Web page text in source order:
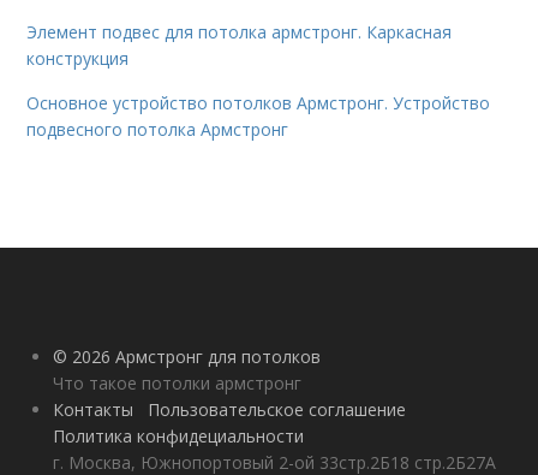
Элемент подвес для потолка армстронг. Каркасная
конструкция
Основное устройство потолков Армстронг. Устройство
подвесного потолка Армстронг
© 2026 Армстронг для потолков
Что такое потолки армстронг
Контакты
Пользовательское соглашение
Политика конфидециальности
г. Москва, Южнопортовый 2-ой 33стр.2Б18 стр.2Б27А